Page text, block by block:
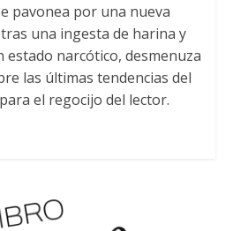
pavonea por una nueva
una ingesta de harina y
estado narcótico, desmenuza
las últimas tendencias del
el regocijo del lector.